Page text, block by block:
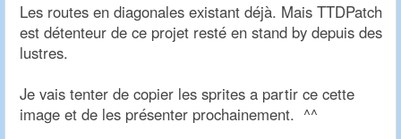
Les routes en diagonales existant déjà. Mais TTDPatch
est détenteur de ce projet resté en stand by depuis des
lustres.
Je vais tenter de copier les sprites a partir ce cette
image et de les présenter prochainement. ^^